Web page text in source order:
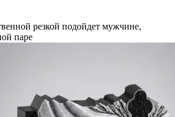
резкой подойдет мужчине,
паре